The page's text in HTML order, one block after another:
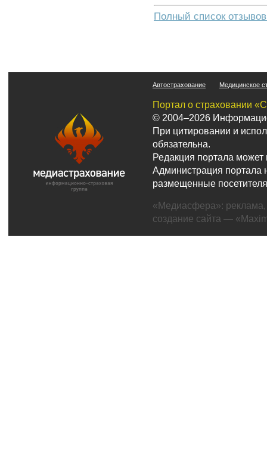
Полный список
Автострахование Медицинское
Портал о страховании
© 2004–2026
При цитировании и
обязательна.
Редакция портала
Администрация портала
размещенные
«Медиасфера»: реклама
создание сайта —